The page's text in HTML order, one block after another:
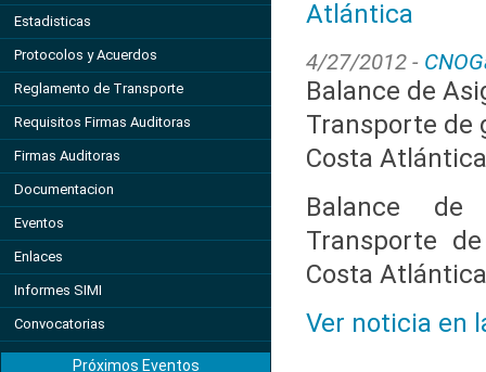
Estadisticas
Protocolos y Acuerdos
Reglamento de Transporte
Requisitos Firmas Auditoras
Firmas Auditoras
Documentacion
Eventos
Enlaces
Informes SIMI
Convocatorias
Próximos Eventos
Atlántica
4/27/2012 -
Balance de
Transporte de
Costa Atlántica
Balance de
Transporte
Costa Atlántica
Ver noticia en